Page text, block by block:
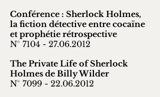
Conférence : Sherlock Holmes,
la fiction détective entre cocaïne
et prophétie rétrospective
N° 7104 - 27.06.2012
The Private Life of Sherlock
Holmes de Billy Wilder
N° 7099 - 22.06.2012